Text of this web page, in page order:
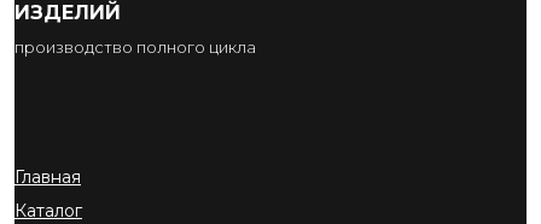
ИЗДЕЛИЙ
производство полного цикла
Главная
Каталог